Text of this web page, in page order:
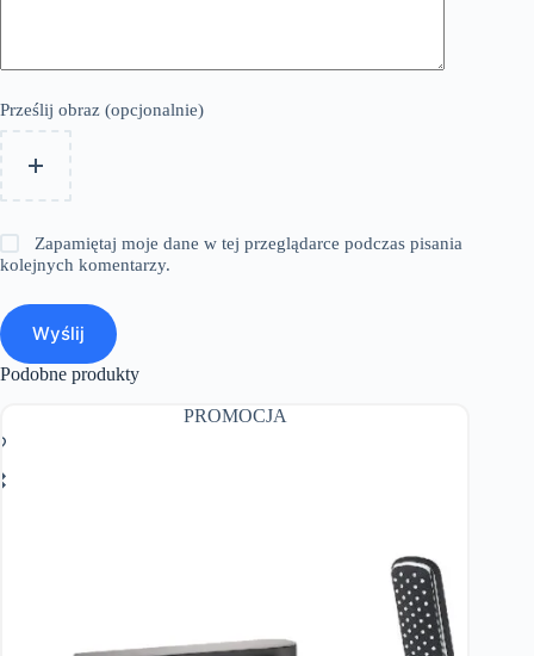
Prześlij obraz (opcjonalnie)
Zapamiętaj moje dane w tej przeglądarce podczas pisania
kolejnych komentarzy.
Wyślij
Podobne produkty
PROMOCJA